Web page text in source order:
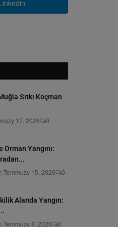
Sıtkı Koçman
17, 2026 0
Orman Yangını:
Temmuzy 15, 2026 0
Alanda Yangın:
Temmuzy 8, 2026 0